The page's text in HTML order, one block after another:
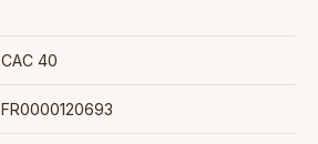
CAC 40
FR0000120693